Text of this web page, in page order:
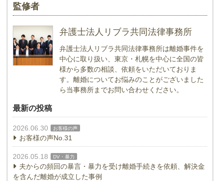
監修者
弁護士法人リブラ共同法律事務所
弁護士法人リブラ共同法律事務所は離婚事件を
中心に取り扱い、東京・札幌を中心に全国の皆
様から多数の相談、依頼をいただいておりま
す。離婚についてお悩みのことがございました
ら当事務所までお問い合わせください。
最新の投稿
2026.06.30 お客様の声
お客様の声No.31
2026.05.18 DV・暴力
夫からの頻回の暴言・暴力を受け離婚手続きを依頼、解決金
を含んだ離婚が成立した事例